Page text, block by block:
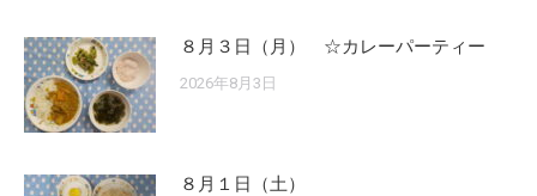
８月３日（月） ☆カレーパーティー
2026年8月3日
８月１日（土）